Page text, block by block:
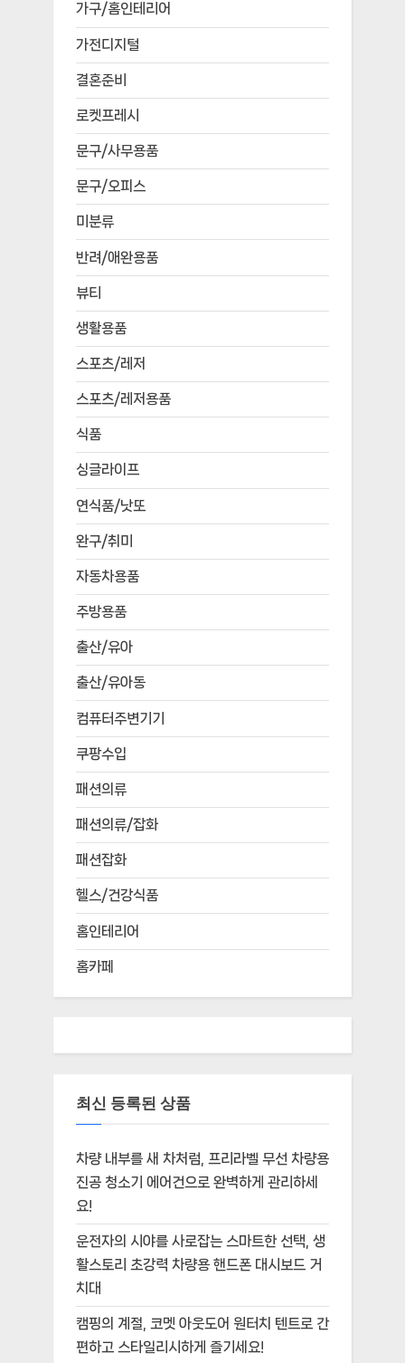
가구/홈인테리어
가전디지털
결혼준비
로켓프레시
문구/사무용품
문구/오피스
미분류
반려/애완용품
뷰티
생활용품
스포츠/레저
스포츠/레저용품
식품
싱글라이프
연식품/낫또
완구/취미
자동차용품
주방용품
출산/유아
출산/유아동
컴퓨터주변기기
쿠팡수입
패션의류
패션의류/잡화
패션잡화
헬스/건강식품
홈인테리어
홈카페
최신 등록된 상품
차량 내부를 새 차처럼, 프리라벨 무선 차량용
진공 청소기 에어건으로 완벽하게 관리하세
요!
운전자의 시야를 사로잡는 스마트한 선택, 생
활스토리 초강력 차량용 핸드폰 대시보드 거
치대
캠핑의 계절, 코멧 아웃도어 원터치 텐트로 간
편하고 스타일리시하게 즐기세요!